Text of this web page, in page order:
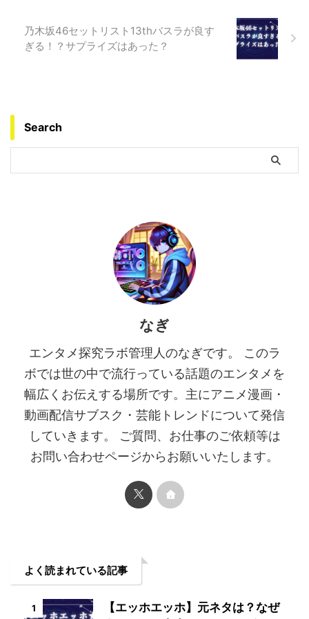
乃木坂46セットリスト13thバスラが良す
ぎる！？サプライズはあった？
Search
なぎ
エンタメ探究ラボ管理人のなぎです。 このラ
ボでは世の中で流行っている話題のエンタメを
幅広くお伝えする場所です。主にアニメ漫画・
動画配信サブスク・芸能トレンドについて発信
していきます。 ご質問、お仕事のご依頼等は
お問い合わせページからお願いいたします。
よく読まれている記事
1
【エッホエッホ】元ネタは？なぜ